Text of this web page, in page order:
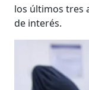
los últimos tres
de interés.